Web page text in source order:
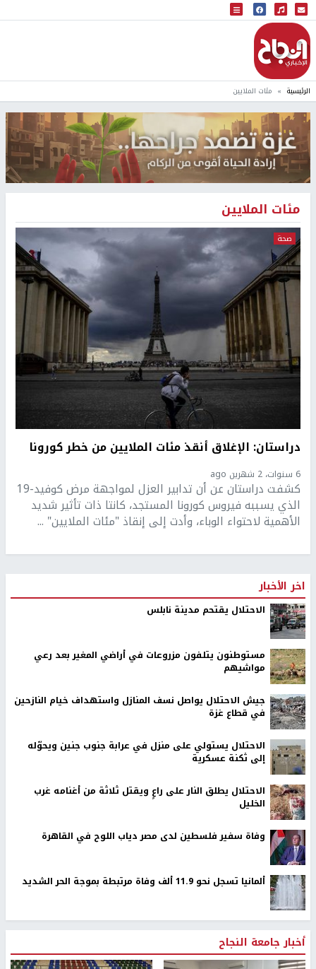
البث المباشر
إذاعة النجاح
الرئيسية مئات الملايين
مئات الملايين
صحة
دراستان: الإغلاق أنقذ مئات الملايين من خطر كورونا
6 سنوات، 2 شهرين ago
كشفت دراستان عن أن تدابير العزل لمواجهة مرض كوفيد-19
الذي يسببه فيروس كورونا المستجد، كانتا ذات تأثير شديد
الأهمية لاحتواء الوباء، وأدت إلى إنقاذ "مئات الملايين" ...
اخر الأخبار
الاحتلال يقتحم مدينة نابلس
مستوطنون يتلفون مزروعات في أراضي المغير بعد رعي
مواشيهم
جيش الاحتلال يواصل نسف المنازل واستهداف خيام النازحين
في قطاع غزة
الاحتلال يستولي على منزل في عرابة جنوب جنين ويحوّله
إلى ثكنة عسكرية
الاحتلال يطلق النار على راعٍ ويقتل ثلاثة من أغنامه غرب
الخليل
وفاة سفير فلسطين لدى مصر دياب اللوح في القاهرة
ألمانيا تسجل نحو 11.9 ألف وفاة مرتبطة بموجة الحر الشديد
أخبار جامعة النجاح